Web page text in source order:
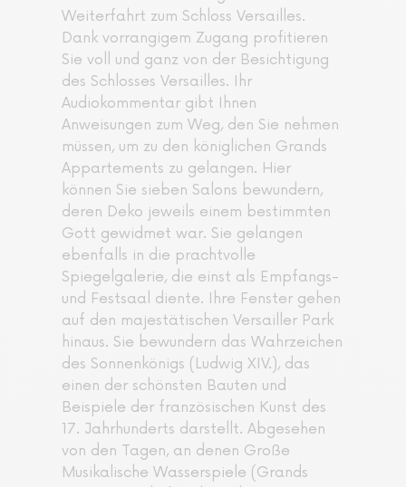
Weiterfahrt zum Schloss Versailles.
Dank vorrangigem Zugang profitieren
Sie voll und ganz von der Besichtigung
des Schlosses Versailles. Ihr
Audiokommentar gibt Ihnen
Anweisungen zum Weg, den Sie nehmen
müssen, um zu den königlichen Grands
Appartements zu gelangen. Hier
können Sie sieben Salons bewundern,
deren Deko jeweils einem bestimmten
Gott gewidmet war. Sie gelangen
ebenfalls in die prachtvolle
Spiegelgalerie, die einst als Empfangs-
und Festsaal diente. Ihre Fenster gehen
auf den majestätischen Versailler Park
hinaus. Sie bewundern das Wahrzeichen
des Sonnenkönigs (Ludwig XIV.), das
einen der schönsten Bauten und
Beispiele der französischen Kunst des
17. Jahrhunderts darstellt. Abgesehen
von den Tagen, an denen Große
Musikalische Wasserspiele (Grands